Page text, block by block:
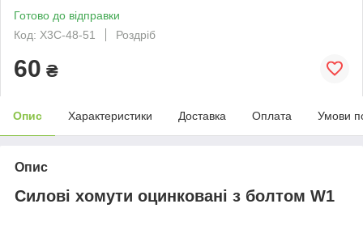
Готово до відправки
Код: Х3С-48-51
Роздріб
60 ₴
Опис Характеристики Доставка Оплата Умови
Опис
Силові хомути оцинковані з болтом W1